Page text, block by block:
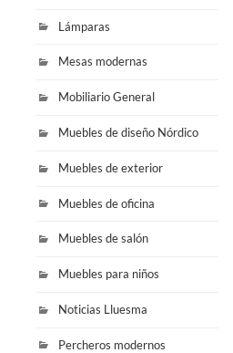
Lámparas
Mesas modernas
Mobiliario General
Muebles de diseño Nórdico
Muebles de exterior
Muebles de oficina
Muebles de salón
Muebles para niños
Noticias Lluesma
Percheros modernos